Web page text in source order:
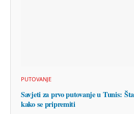
PUTOVANJE
Savjeti za prvo putovanje u Tunis:
kako se pripremiti